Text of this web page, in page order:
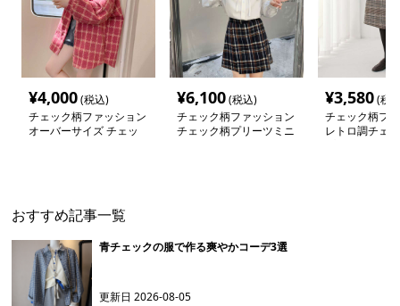
¥4,000(税込)
チェック柄ファッション
オーバーサイズ チェッ
¥6,100(税込)
チェック柄ファッション
チェック柄プリーツミニ
¥3,580(税
チェック柄フ
レトロ調チェ
おすすめ記事一覧
青チェックの服で作る爽やかコーデ3選
更新日2026-08-05